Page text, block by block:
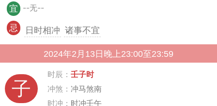
宜 --无--
忌 日时相冲 诸事不宜
2024年2月13日晚上23:00至23:59
子
时辰： 壬子时
冲煞： 冲马煞南
时冲： 时冲壬午